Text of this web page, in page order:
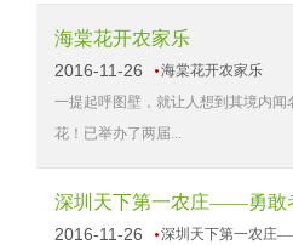
海棠花开农家乐
2016-11-26
海棠花开农家乐
一提起呼图壁，就让人想到其境内
花！已举办了两届...
深圳天下第一农庄——勇敢
2016-11-26
深圳天下第一农庄